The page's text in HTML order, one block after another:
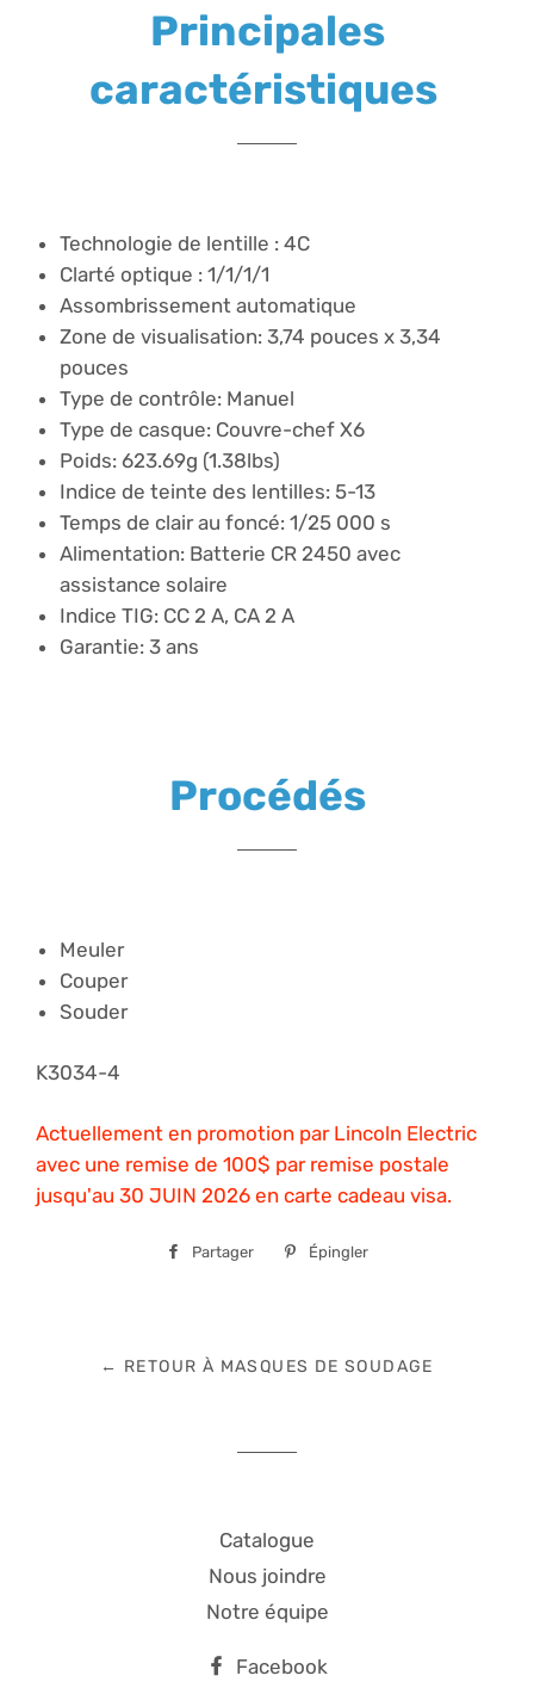
Principales
caractéristiques
Technologie de lentille : 4C
Clarté optique : 1/1/1/1
Assombrissement automatique
Zone de visualisation: 3,74 pouces x 3,34
pouces
Type de contrôle: Manuel
Type de casque: Couvre-chef X6
Poids: 623.69g (1.38lbs)
Indice de teinte des lentilles: 5-13
Temps de clair au foncé: 1/25 000 s
Alimentation: Batterie CR 2450 avec
assistance solaire
Indice TIG: CC 2 A, CA 2 A
Garantie: 3 ans
Procédés
Meuler
Couper
Souder
K3034-4
Actuellement en promotion par Lincoln Electric
avec une remise de 100$ par remise postale
jusqu'au 30 JUIN 2026 en carte cadeau visa.
Partager
PartagerÉpingler
← RETOUR À MASQUES DE SOUDAGE
Catalogue
Nous joindre
Notre équipe
Facebook